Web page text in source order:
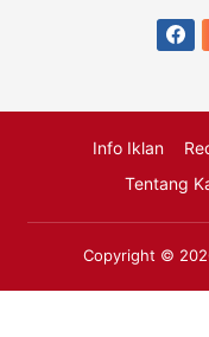
Info Iklan
Tentang
Copyright ©